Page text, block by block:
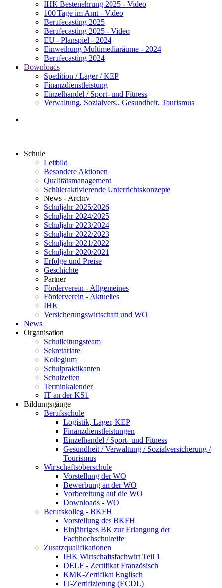
IHK Bestenehrung 2025 - Video
100 Tage im Amt - Video
Berufecasting 2025
Berufecasting 2025 - Video
EU - Planspiel - 2024
Einweihung Multimediaräume - 2024
Berufecasting 2024
Downloads
Spedition / Lager / KEP
Finanzdienstleistung
Einzelhandel / Sport- und Fitness
Verwaltung, Sozialvers., Gesundheit, Tourismus
Schule
Leitbild
Besondere Aktionen
Qualitätsmanagement
Schüleraktivierende Unterrichtskonzepte
News - Archiv
Schuljahr 2025/2026
Schuljahr 2024/2025
Schuljahr 2023/2024
Schuljahr 2022/2023
Schuljahr 2021/2022
Schuljahr 2020/2021
Erfolge und Preise
Geschichte
Partner
Förderverein - Allgemeines
Förderverein - Aktuelles
IHK
Versicherungswirtschaft und WO
News
Organisation
Schulleitungsteam
Sekretariate
Kollegium
Schulpraktikanten
Schulzeiten
Terminkalender
IT an der KS1
Bildungsgänge
Berufsschule
Logistik, Lager, KEP
Finanzdienstleistungen
Einzelhandel / Sport- und Fitness
Gesundheit / Verwaltung / Sozialversicherung /
Tourismus
Wirtschaftsoberschule
Vorstellung der WO
Bewerbung an der WO
Vorbereitung auf die WO
Downloads - WO
Berufskolleg - BKFH
Vorstellung des BKFH
Einjähriges BK zur Erlangung der
Fachhochschulreife
Zusatzqualifikationen
IHK Wirtschaftsfachwirt Teil 1
DELF - Zertifikat Französisch
KMK-Zertifikat Englisch
IT-Zertifizierung (ECDL)